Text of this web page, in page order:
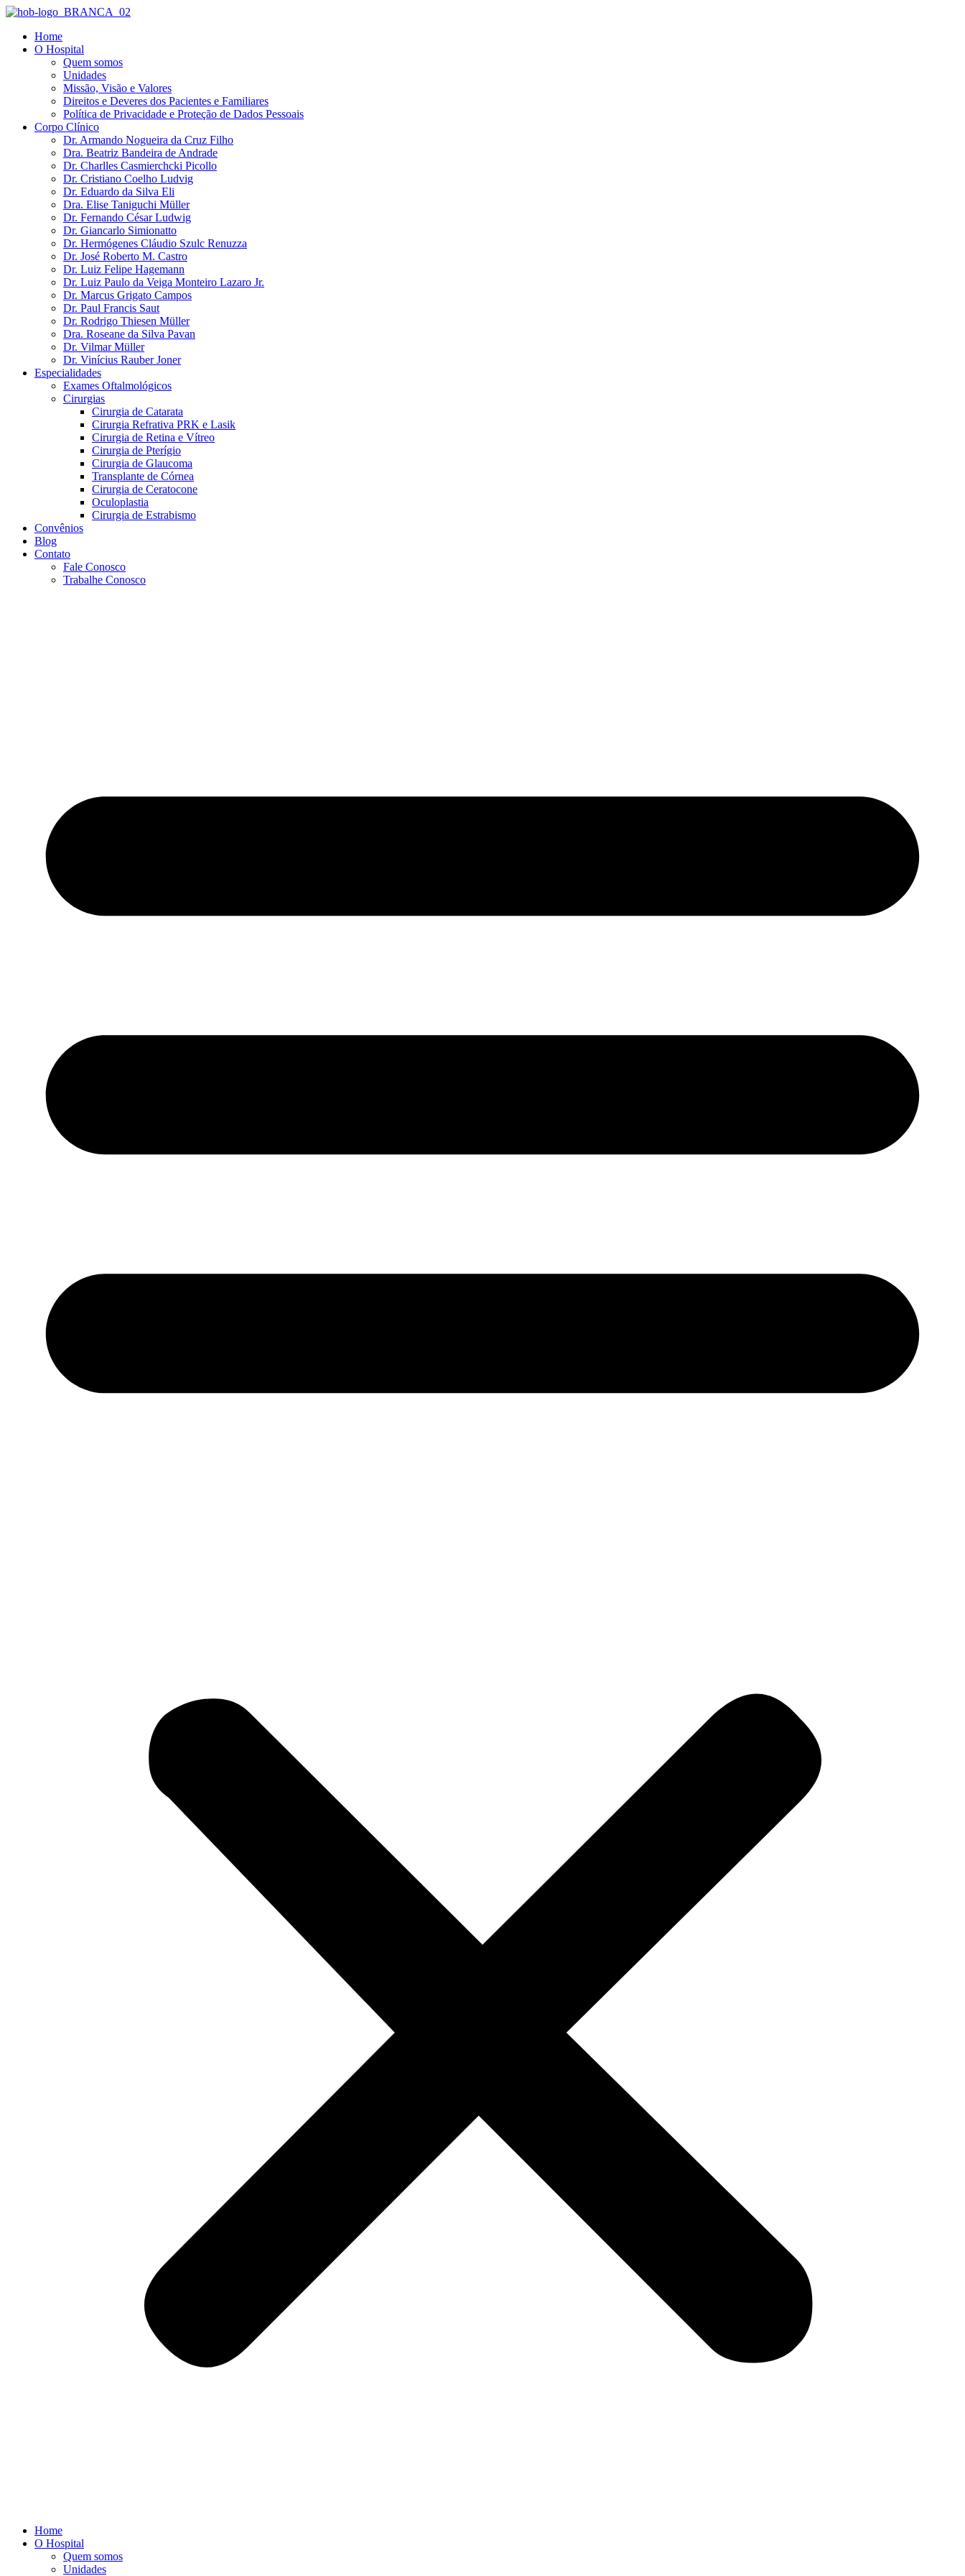
Ir
conteúdo
Home
O Hospital
Quem somos
Unidades
Missão, Visão e Valores
Direitos e Deveres dos Pacientes e Familiares
Política de Privacidade e Proteção de Dados Pessoais
Corpo Clínico
Dr. Armando Nogueira da Cruz Filho
Dra. Beatriz Bandeira de Andrade
Dr. Charlles Casmierchcki Picollo
Dr. Cristiano Coelho Ludvig
Dr. Eduardo da Silva Eli
Dra. Elise Taniguchi Müller
Dr. Fernando César Ludwig
Dr. Giancarlo Simionatto
Dr. Hermógenes Cláudio Szulc Renuzza
Dr. José Roberto M. Castro
Dr. Luiz Felipe Hagemann
Dr. Luiz Paulo da Veiga Monteiro Lazaro Jr.
Dr. Marcus Grigato Campos
Dr. Paul Francis Saut
Dr. Rodrigo Thiesen Müller
Dra. Roseane da Silva Pavan
Dr. Vilmar Müller
Dr. Vinícius Rauber Joner
Especialidades
Exames Oftalmológicos
Cirurgias
Cirurgia de Catarata
Cirurgia Refrativa PRK e Lasik
Cirurgia de Retina e Vítreo
Cirurgia de Pterígio
Cirurgia de Glaucoma
Transplante de Córnea
Cirurgia de Ceratocone
Oculoplastia
Cirurgia de Estrabismo
Convênios
Blog
Contato
Fale Conosco
Trabalhe Conosco
Home
O Hospital
Quem somos
Unidades